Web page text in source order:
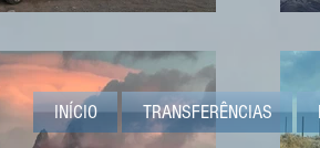
INÍCIO TRANSFERÊNCIAS